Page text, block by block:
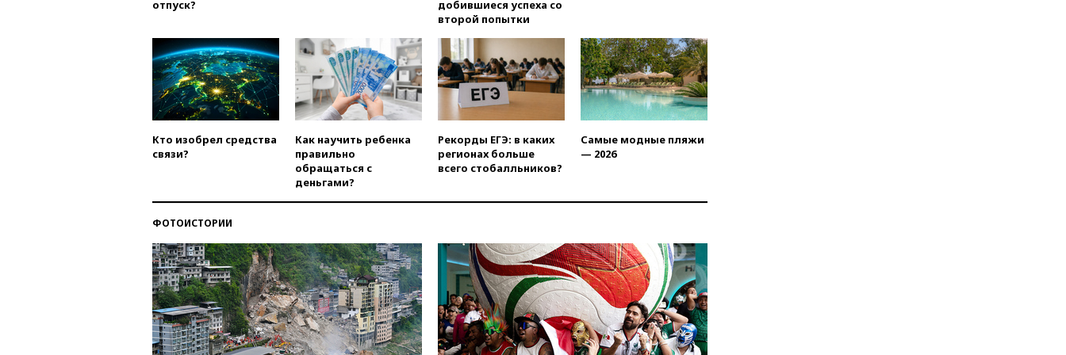
12:36
Экспорт растворимого
кофе из России достиг
рекордных показателей
12:30
Российские войска
взяли под контроль село
Анискино в Харьковской
области
Минцифры РФ не
планирует вводить
в соцсети
открытия второго маршрута в
Ормузском проливе
11:48Жители Москвы и
Подмосковья сообщили о
громких взрывах
11:41ТПП предлагает
изменить процедуру
отпуск?
добившиеся успеха со
второй попытки
Кто изобрел средства
связи?
Как научить ребенка
правильно
обращаться с
деньгами?
Рекорды ЕГЭ: в каких
регионах больше
всего стобалльников?
Самые модные пляжи
— 2026
ФОТОИСТОРИИ